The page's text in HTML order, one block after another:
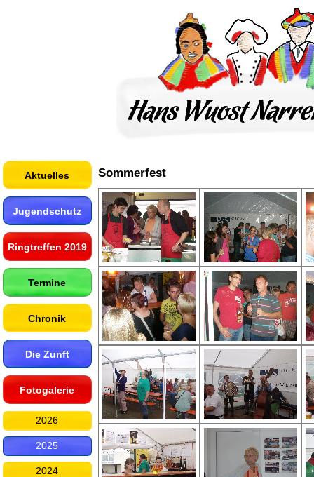
Aktuelles
Jugendschutz
Ringtreffen 2019
Termine
Chronik
Die Zunft
Fotogalerie
2026
2025
2024
Sommerfest